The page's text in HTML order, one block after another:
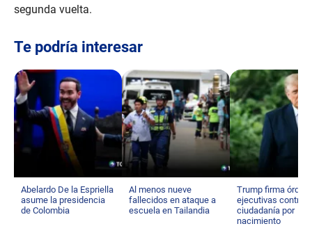
segunda vuelta.
Te podría interesar
Abelardo De la Espriella
asume la presidencia
de Colombia
Al menos nueve
fallecidos en ataque a
escuela en Tailandia
Trump firma
ejecutivas contra
ciudadanía por
nacimiento